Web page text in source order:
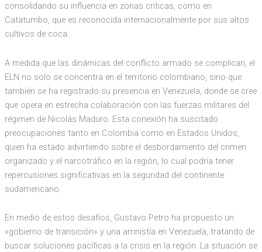
consolidando su influencia en zonas críticas, como en
Catatumbo, que es reconocida internacionalmente por sus altos
cultivos de coca.
A medida que las dinámicas del conflicto armado se complican, el
ELN no solo se concentra en el territorio colombiano, sino que
también se ha registrado su presencia en Venezuela, donde se cree
que opera en estrecha colaboración con las fuerzas militares del
régimen de Nicolás Maduro. Esta conexión ha suscitado
preocupaciones tanto en Colombia como en Estados Unidos,
quien ha estado advirtiendo sobre el desbordamiento del crimen
organizado y el narcotráfico en la región, lo cual podría tener
repercusiones significativas en la seguridad del continente
sudamericano.
En medio de estos desafíos, Gustavo Petro ha propuesto un
«gobierno de transición» y una amnistía en Venezuela, tratando de
buscar soluciones pacíficas a la crisis en la región. La situación se